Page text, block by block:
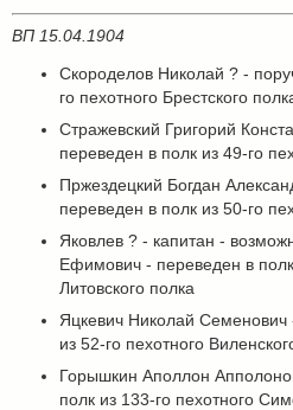
ВП 15.04.1904
Скороделов Николай ? -
го пехотного Брестского
Стражевский Григорий
переведен в полк из 49-го
Пржездецкий Богдан
переведен в полк из 50-го
Яковлев ? - капитан -
Ефимович - переведен в
Литовского полка
Яцкевич Николай Семенович
из 52-го пехотного
Горышкин Аполлон
полк из 133-го пехотного